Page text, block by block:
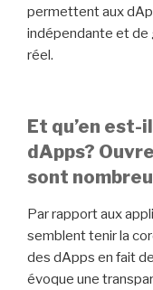
permettent aux
indépendante et de
réel.
Et qu’en est-
dApps?
sont
Par rapport aux
semblent tenir la
des dApps en fait
évoque une